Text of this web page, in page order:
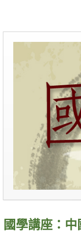
國學講座：